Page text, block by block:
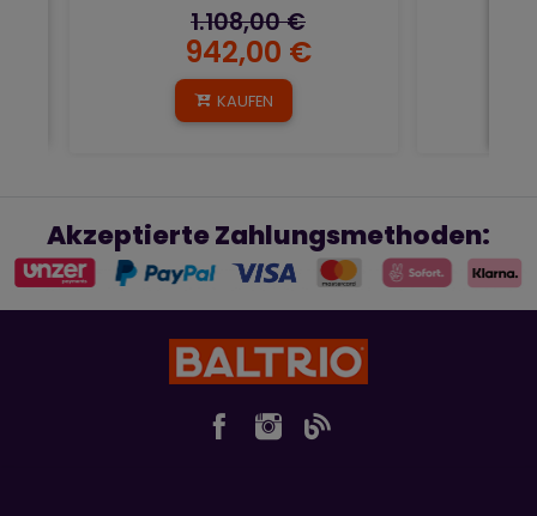
1.108,00 €
942,00 €
KAUFEN
Akzeptierte Zahlungsmethoden: